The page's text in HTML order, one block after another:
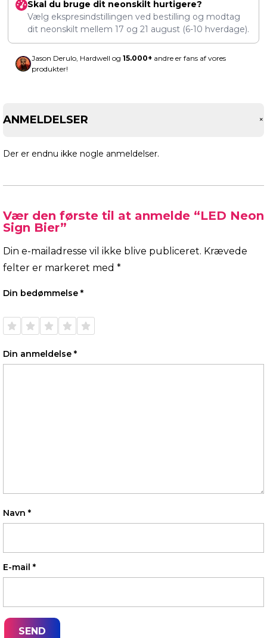
Skal du bruge dit neonskilt hurtigere?
Vælg ekspresindstillingen ved bestilling og modtag
dit neonskilt mellem 17 og 21 august (6-10 hverdage).
Jason Derulo, Hardwell og 15.000+ andre er fans af vores
produkter!
ANMELDELSER +
Der er endnu ikke nogle anmeldelser.
Vær den første til at anmelde “LED Neon
Sign Bier”
Din e-mailadresse vil ikke blive publiceret. Krævede
felter er markeret med *
Din bedømmelse *
Din anmeldelse *
Navn *
E-mail *